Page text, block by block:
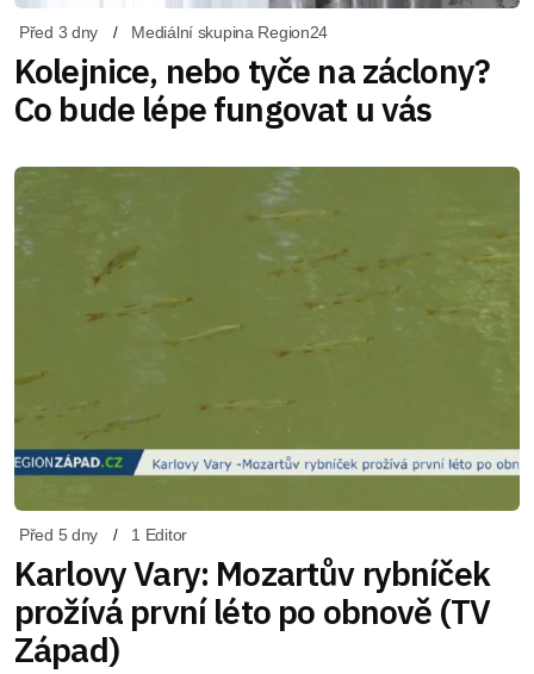
Před 3 dny Mediální skupina Region24
Kolejnice, nebo tyče na záclony?
Co bude lépe fungovat u vás
Před 5 dny 1 Editor
Karlovy Vary: Mozartův rybníček
prožívá první léto po obnově (TV
Západ)